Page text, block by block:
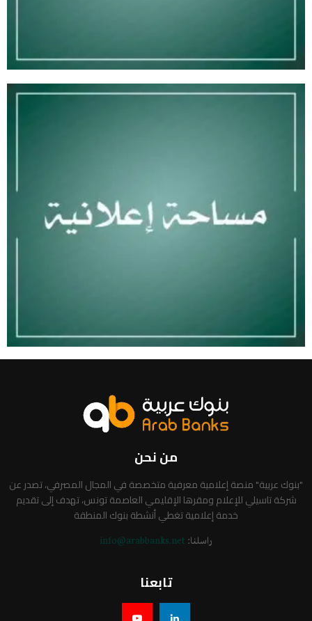
من نحن
"بنوك عربية" منصة إعلامية معرفية متخصصة في المجال المصرفي، تصدر عن
شركة تاسيلي للإعلام ومقرها الإقليمي العاصمة تونس، تهدف إلى تقديم
خدمة إعلامية تغطي أنشطة بنوك المنطقة
راسلنا: info@arabbanks.net
تابعنا